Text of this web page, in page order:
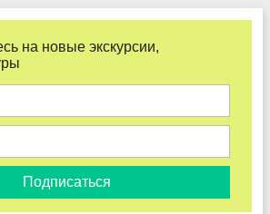
на новые экскурсии,
Подписаться